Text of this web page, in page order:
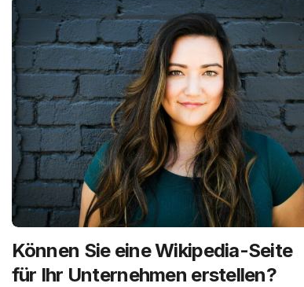
Können Sie eine Wikipedia-Seite
für Ihr Unternehmen erstellen?